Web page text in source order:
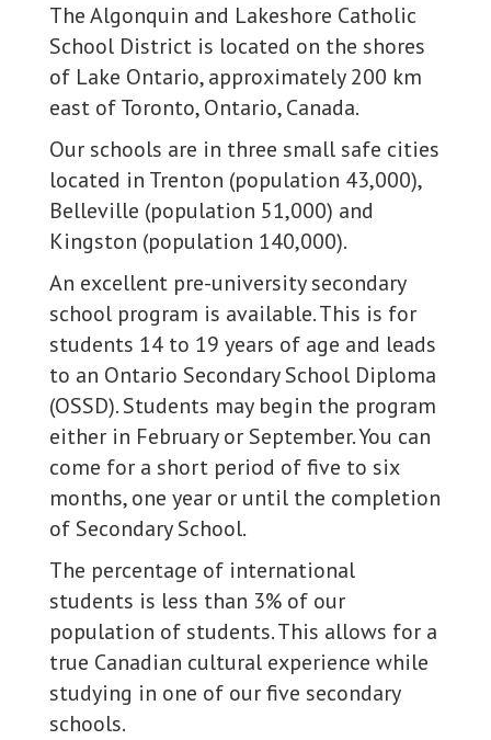
The Algonquin and Lakeshore Catholic
School District is located on the shores
of Lake Ontario, approximately 200 km
east of Toronto, Ontario, Canada.
Our schools are in three small safe cities
located in Trenton (population 43,000),
Belleville (population 51,000) and
Kingston (population 140,000).
An excellent pre-university secondary
school program is available. This is for
students 14 to 19 years of age and leads
to an Ontario Secondary School Diploma
(OSSD). Students may begin the program
either in February or September. You can
come for a short period of five to six
months, one year or until the completion
of Secondary School.
The percentage of international
students is less than 3% of our
population of students. This allows for a
true Canadian cultural experience while
studying in one of our five secondary
schools.